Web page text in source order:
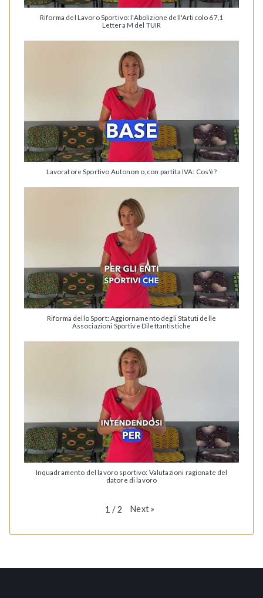
Riforma del Lavoro Sportivo: l'Abolizione dell'Articolo 67,1
Lettera M del TUIR
Lavoratore Sportivo Autonomo, con partita IVA: Cos'è?
Riforma dello Sport: Aggiornamento degli Statuti delle
Associazioni Sportive Dilettantistiche
Inquadramento del lavoro sportivo: Valutazioni ragionate del
datore di lavoro
1 / 2 Next»